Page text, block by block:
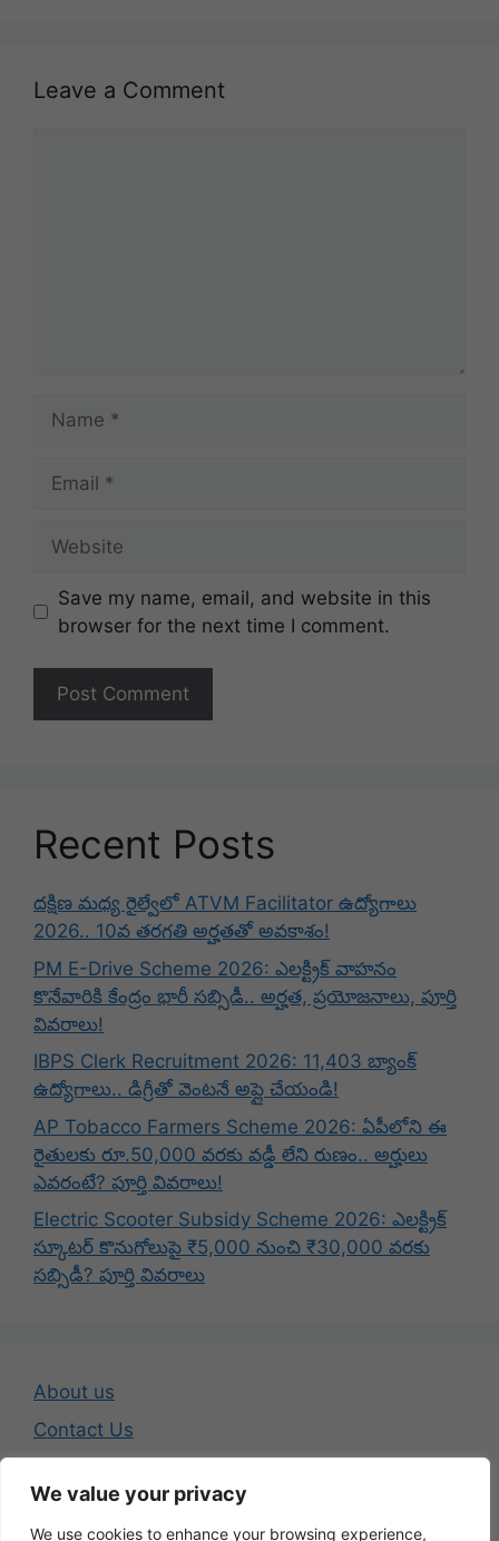
We value your privacy
We use cookies to enhance your browsing experience,
Leave a Comment
Save my name, email, and website in this
browser for the next time I comment.
Recent Posts
దక్షిణ మధ్య రైల్వేలో ATVM Facilitator ఉద్యోగాలు
2026.. 10వ తరగతి అర్హతతో అవకాశం!
PM E-Drive Scheme 2026: ఎలక్ట్రిక్ వాహనం
కొనేవారికి కేంద్రం భారీ సబ్సిడీ.. అర్హత, ప్రయోజనాలు, పూర్తి
వివరాలు!
IBPS Clerk Recruitment 2026: 11,403 బ్యాంక్
ఉద్యోగాలు.. డిగ్రీతో వెంటనే అప్లై చేయండి!
AP Tobacco Farmers Scheme 2026: ఏపీలోని ఈ
రైతులకు రూ.50,000 వరకు వడ్డీ లేని రుణం.. అర్హులు
ఎవరంటే? పూర్తి వివరాలు!
Electric Scooter Subsidy Scheme 2026: ఎలక్ట్రిక్
స్కూటర్ కొనుగోలుపై ₹5,000 నుంచి ₹30,000 వరకు
సబ్సిడీ? పూర్తి వివరాలు
About us
Contact Us
Privacy Policy